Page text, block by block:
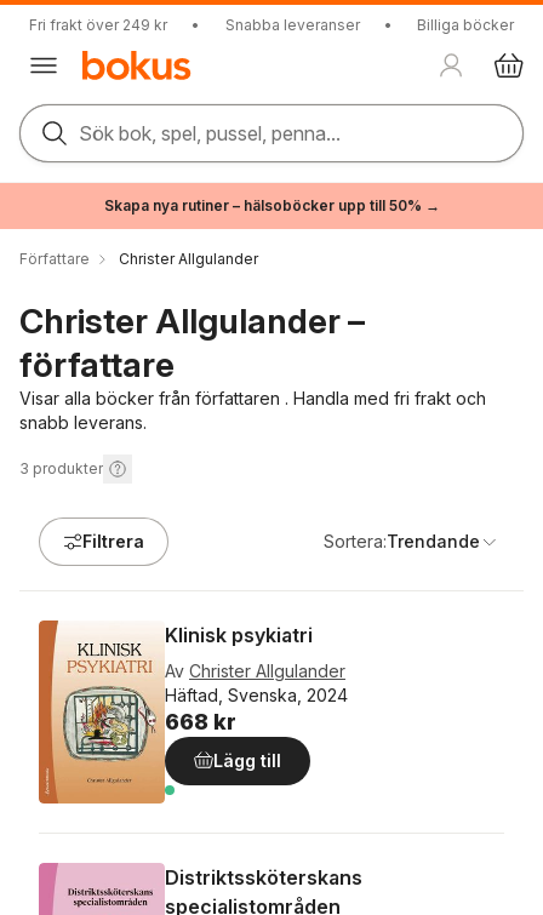
Fri frakt över 249 kr • Snabba leveranser • Billiga böcker
Sök bok, spel, pussel, penna...
Skapa nya rutiner – hälsoböcker upp till 50% →
Författare Christer Allgulander
Christer Allgulander –
författare
Visar alla böcker från författaren . Handla med fri frakt och
snabb leverans.
3 produkter
Filtrera Sortera:Trendande
Klinisk psykiatri
Av Christer Allgulander
Häftad, Svenska, 2024
668 kr
Lägg till
Distriktssköterskans
specialistområden